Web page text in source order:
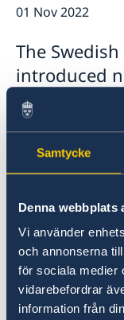
Samtycke
Denna webbplats
Vi använder
och annonserna
för sociala medier
vidarebefordrar
information från
Rules for
Invitation to civil
partnership with
Important
Passports
01 Nov 2022
The
introduced
passport
applicants.
From 1st
passport
Swedish
permit.
The
applicants